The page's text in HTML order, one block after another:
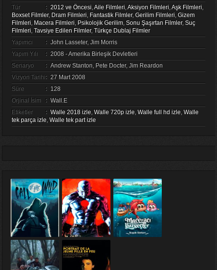
Tür
: 2012 ve Öncesi,Aile Filmleri,Aksiyon Filmleri,Aşk Filmleri,
Boxset Filmler, Dram Filmleri, Fantastik Filmler, Gerilim Filmleri, Gizem
Filmleri, Macera Filmleri, Psikolojik Gerilim, Sonu Şaşırtan Filmler, Suç
Filmleri, Tavsiye Edilen Filmler, Türkçe Dublaj Filmler
Yapımcı
: John Lasseter, Jim Morris
Yapım Yılı
: 2008 - Amerika Birleşik Devletleri
Senaryo
: Andrew Stanton, Pete Docter, Jim Reardon
Vizyon Tarihi: 27 Mart 2008
Süre
: 128
Orjinal İsim
: Wall.E
Etiketler
: Walle 2018 izle, Walle 720p izle, Walle full hd izle, Walle
tek parça izle, Walle tek part izle